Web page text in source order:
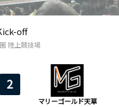
off
2
マリーゴールド天草
陸上競技場